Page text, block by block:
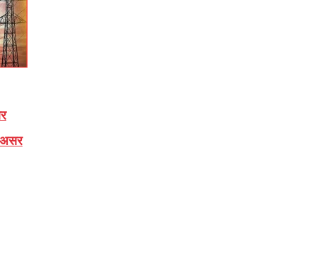
असर